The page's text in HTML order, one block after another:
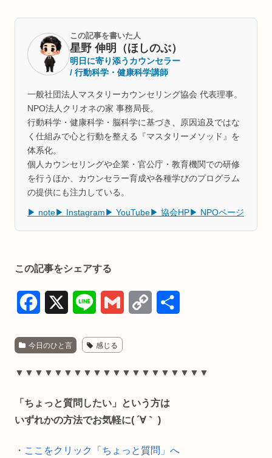
この記事を書いた人
星野 伸明（ほしのぶ）
明日に寄り添うカウンセラー
/ 行動科学・健康科学講師
一般社団法人マスタリーカウンセリング協会 代表理事。
NPO法人クリオネの家 事務局長。
行動科学・健康科学・脳科学に基づき、原因追及ではな
く仕組みで心と行動を整える『マスタリーメソッド』を
体系化。
個人カウンセリングや企業・官公庁・教育機関での研修
を行うほか、カウンセラー育成や各種学びのプログラム
の提供にも注力している。
▶ note ▶ Instagram ▶ YouTube ▶ 協会HP ▶ NPOページ
この記事をシェアする
c
e
o
n
e i y
i
今日のひと言 感じる
▼▼▼▼▼▼▼▼▼▼▼▼▼▼▼▼▼▼▼▼
「ちょっと質問したい」という方は
いずれかの方法でお気軽に( ´∀｀ )
・ ここをクリック「ちょっと質問」へ